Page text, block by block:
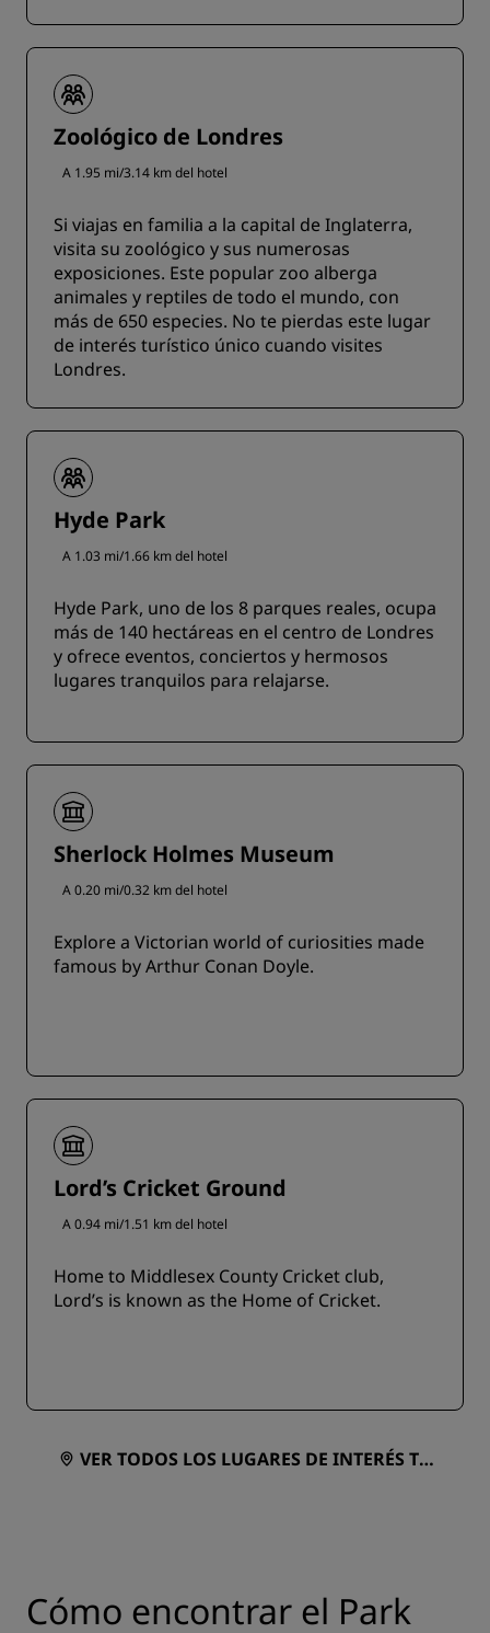
Zoológico de Londres
A 1.95 mi/3.14 km del hotel
Si viajas en familia a la capital de Inglaterra,
visita su zoológico y sus numerosas
exposiciones. Este popular zoo alberga
animales y reptiles de todo el mundo, con
más de 650 especies. No te pierdas este lugar
de interés turístico único cuando visites
Londres.
Hyde Park
A 1.03 mi/1.66 km del hotel
Hyde Park, uno de los 8 parques reales, ocupa
más de 140 hectáreas en el centro de Londres
y ofrece eventos, conciertos y hermosos
lugares tranquilos para relajarse.
Sherlock Holmes Museum
A 0.20 mi/0.32 km del hotel
Explore a Victorian world of curiosities made
famous by Arthur Conan Doyle.
Lord’s Cricket Ground
A 0.94 mi/1.51 km del hotel
Home to Middlesex County Cricket club,
Lord’s is known as the Home of Cricket.
VER TODOS LOS LUGARES DE INTERÉS TU
Cómo encontrar el Park